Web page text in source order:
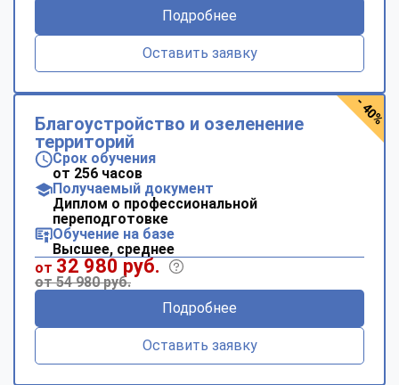
Подробнее
Оставить заявку
Благоустройство и озеленение
территорий
Срок обучения
от 256 часов
Получаемый документ
Диплом о профессиональной
переподготовке
Обучение на базе
Высшее, среднее
от 32 980 руб.
от 54 980 руб.
Подробнее
Оставить заявку
- 40%